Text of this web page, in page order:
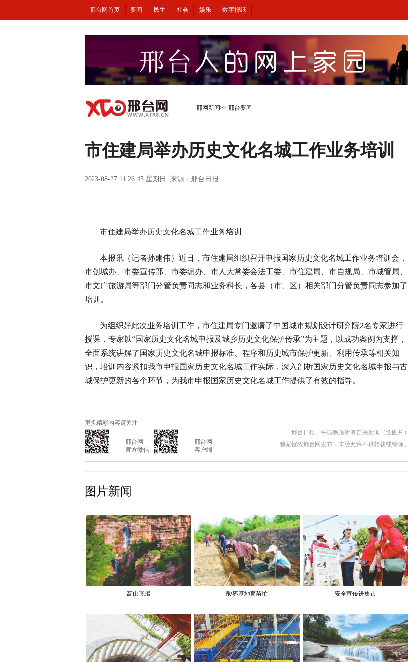
邢台网首页 要闻 民生 社会 娱乐 数字报纸
邢网新闻>> 邢台要闻
市住建局举办历史文化名城工作业务培训
2023-08-27 11:26:45 星期日 来源：邢台日报
市住建局举办历史文化名城工作业务培训
本报讯（记者孙建伟）近日，市住建局组织召开申报国家历史文化名城工作业务培训会，
市创城办、市委宣传部、市委编办、市人大常委会法工委、市住建局、市自规局、市城管局、
市文广旅游局等部门分管负责同志和业务科长，各县（市、区）相关部门分管负责同志参加了
培训。
为组织好此次业务培训工作，市住建局专门邀请了中国城市规划设计研究院2名专家进行
授课，专家以“国家历史文化名城申报及城乡历史文化保护传承”为主题，以成功案例为支撑，
全面系统讲解了国家历史文化名城申报标准、程序和历史城市保护更新、利用传承等相关知
识，培训内容紧扣我市申报国家历史文化名城工作实际，深入剖析国家历史文化名城申报与古
城保护更新的各个环节，为我市申报国家历史文化名城工作提供了有效的指导。
更多精彩内容请关注
			邢台网
			官方微信
			邢台网
			客户端
邢台日报、牛城晚报所有自采新闻（含图片）
独家授权邢台网发布，未经允许不得转载或镜像。
图片新闻
高山飞瀑 酸枣基地育苗忙 安全宣传进集市